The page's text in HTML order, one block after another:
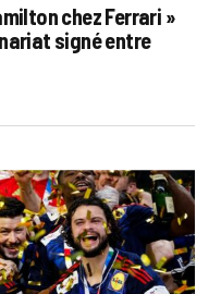
chez Ferrari »
signé entre